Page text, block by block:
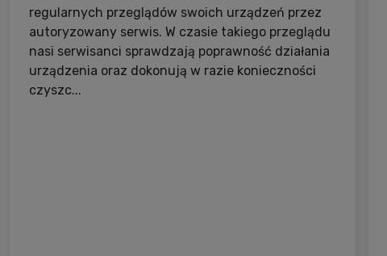
regularnych przeglądów swoich urządzeń przez
autoryzowany serwis. W czasie takiego przeglądu
nasi serwisanci sprawdzają poprawność działania
urządzenia oraz dokonują w razie konieczności
czyszc...